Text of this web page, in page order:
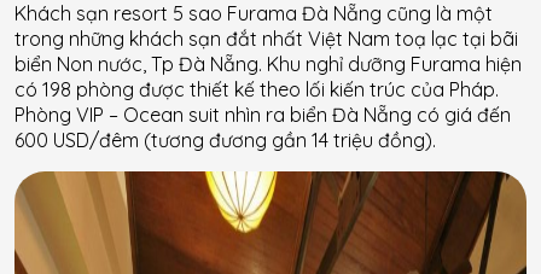
Khách sạn resort 5 sao Furama Đà Nẵng cũng là một
trong những khách sạn đắt nhất Việt Nam toạ lạc tại bãi
biển Non nước, Tp Đà Nẵng. Khu nghỉ dưỡng Furama hiện
có 198 phòng được thiết kế theo lối kiến trúc của Pháp.
Phòng VIP – Ocean suit nhìn ra biển Đà Nẵng có giá đến
600 USD/đêm (tương đương gần 14 triệu đồng).